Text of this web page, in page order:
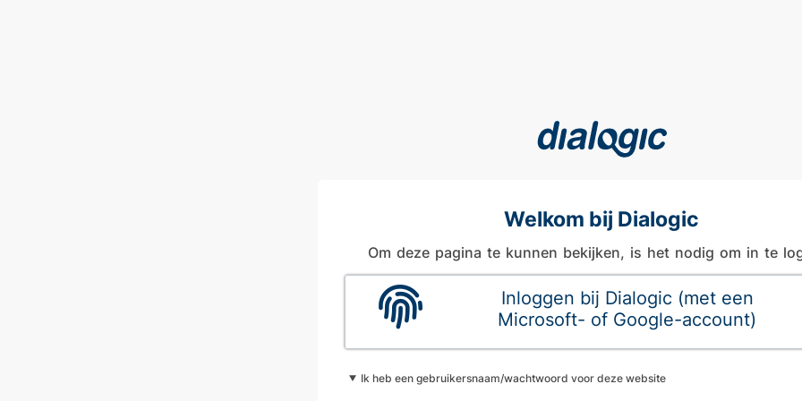
Welkom bij Dialogic
Om deze pagina te kunnen bekijken, is het nodig om in te
Inloggen bij Dialogic (met een
Microsoft- of Google-account)
Ik heb een gebruikersnaam/wachtwoord voor deze website